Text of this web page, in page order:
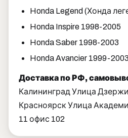
Honda Legend (Хонда
Honda Inspire 1998-2005
Honda Saber 1998-2003
Honda Avancier 1999-2003
Доставка по РФ,
Калининград Улица
Красноярск Улица
11 офис 102